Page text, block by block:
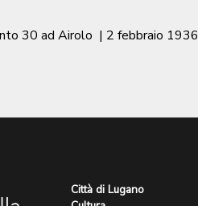
30 ad Airolo | 2 febbraio 1936
Città di Lugano